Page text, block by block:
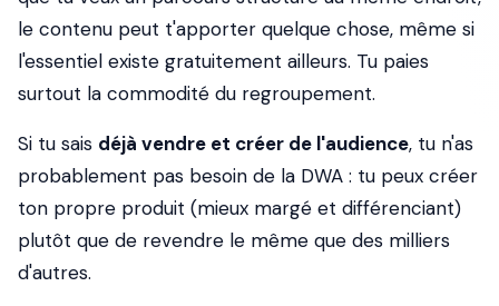
le contenu peut t'apporter quelque chose, même si
l'essentiel existe gratuitement ailleurs. Tu paies
surtout la commodité du regroupement.
Si tu sais déjà vendre et créer de l'audience, tu n'as
probablement pas besoin de la DWA : tu peux créer
ton propre produit (mieux margé et différenciant)
plutôt que de revendre le même que des milliers
d'autres.